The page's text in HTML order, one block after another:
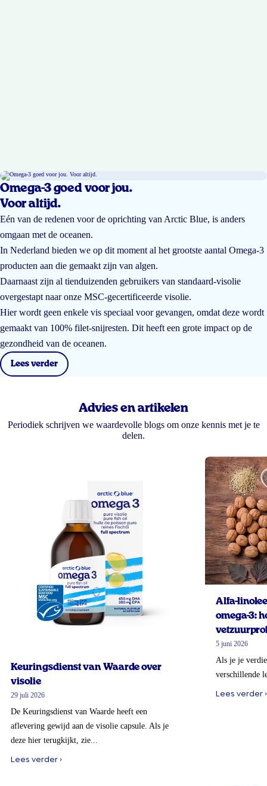
Omega-3 goed voor jou.
Voor altijd.
Eén van de redenen voor de oprichting van Arctic Blue, is anders
omgaan met de oceanen.
In Nederland bieden we op dit moment al het grootste aantal Omega-3
producten aan die gemaakt zijn van algen.
Daarnaast zijn al tienduizenden gebruikers van standaard-visolie
overgestapt naar onze MSC-gecertificeerde visolie.
Hier wordt geen enkele vis speciaal voor gevangen, omdat deze wordt
gemaakt van 100% filet-snijresten. Dit heeft een grote impact op de
gezondheid van de oceanen.
Lees verder
Advies en artikelen
Periodiek schrijven we waardevolle blogs om onze kennis met je te
delen.
Keuringsdienst van Waarde over
visolie
29 juli 2026
De Keuringsdienst van Waarde heeft een
aflevering gewijd aan de visolie capsule. Als je
deze hier terugkijkt, zie...
Lees verder ›
Alfa-
omega-3:
5 juni 2026
Als je je
verschillende
Lees verder ›